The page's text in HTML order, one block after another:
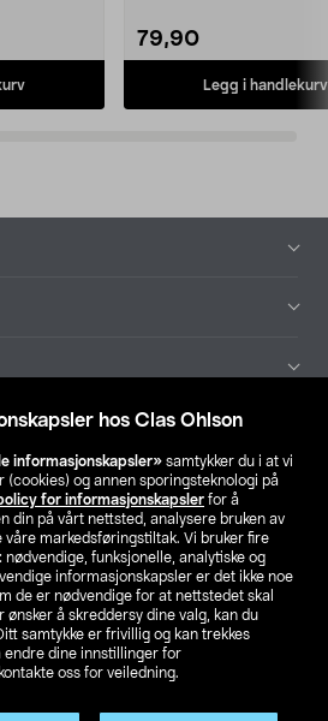
hos Clas Ohlson
informasjonskapsler» samtykker du i at vi
(cookies) og annen sporingsteknologi på
for informasjonskapsler for å
din på vårt nettsted, analysere bruken av
våre markedsføringstiltak. Vi bruker fire
funksjonelle, analytiske og
informasjonskapsler er det ikke noe
de er nødvendige for at nettstedet skal
ønsker å skreddersy dine valg, kan du
samtykke er frivillig og kan trekkes
endre dine innstillinger for
oss for veiledning.
79,90
Legg i handlekurv
Finn din butikk
SE NO FI